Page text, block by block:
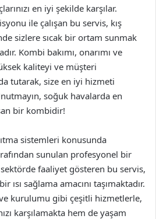
en iyi şekilde karşılar.
ile çalışan bu servis, kış
sizlere sıcak bir ortam sunmak
Kombi bakımı, onarımı ve
kaliteyi ve müşteri
tutarak, size en iyi hizmeti
soğuk havalarda en
bir kombidir!
sistemleri konusunda
sunulan profesyonel bir
faaliyet gösteren bu servis,
sağlama amacını taşımaktadır.
ve kurulumu gibi çeşitli hizmetlerle,
karşılamakta hem de yaşam